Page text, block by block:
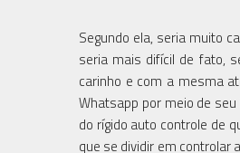
Segundo ela, seria muito
seria mais difícil de fato,
carinho e com a mesma
Whatsapp por meio de
do rígido auto controle de
que se dividir em controlar